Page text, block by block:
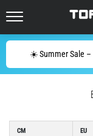
☀️ Summer Sale
να
συνοψιστεί
μόνο
αξίζει
CM EU